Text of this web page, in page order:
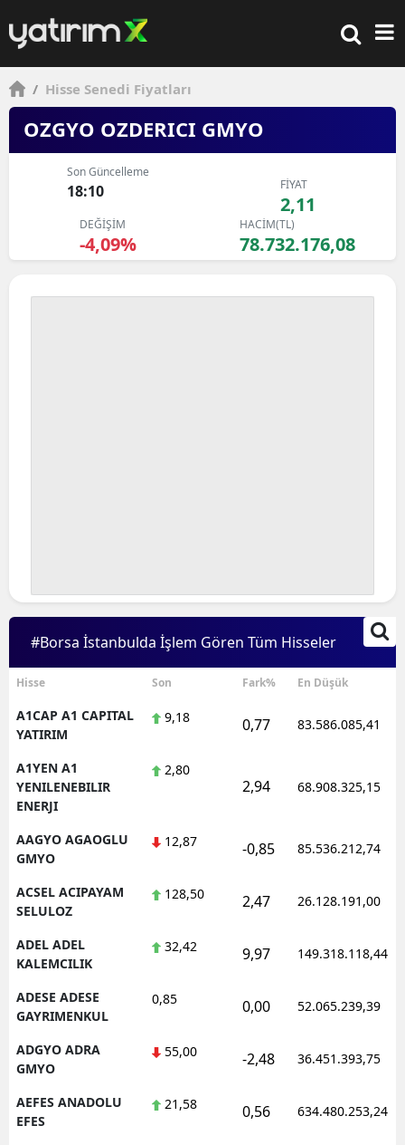
/ Hisse Senedi Fiyatları
OZGYO OZDERICI GMYO
Son Güncelleme
18:10 FİYAT
2,11
DEĞİŞİM
-4,09%
HACİM(TL)
78.732.176,08
#Borsa İstanbulda İşlem Gören Tüm Hisseler
Hisse Son Fark% En Düşük
A1CAP A1 CAPITAL
YATIRIM
9,18 0,77 83.586.085,41
A1YEN A1
YENILENEBILIR
ENERJI
2,80
2,94 68.908.325,15
AAGYO AGAOGLU
GMYO
12,87 -0,85 85.536.212,74
ACSEL ACIPAYAM
SELULOZ
128,50 2,47 26.128.191,00
ADEL ADEL
KALEMCILIK
32,42 9,97 149.318.118,44
ADESE ADESE
GAYRIMENKUL
0,85 0,00 52.065.239,39
ADGYO ADRA
GMYO
55,00 -2,48 36.451.393,75
AEFES ANADOLU
EFES
21,58 0,56 634.480.253,24